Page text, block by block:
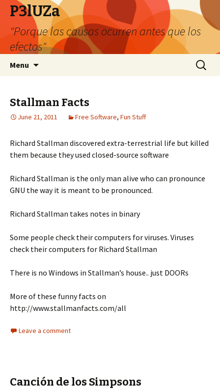
P3lUZa
"Porque las causas ocurren antes que los
efectos"
Menu
Search
for:
Stallman Facts
June 21, 2011 Free Software, Fun Stuff
Richard Stallman discovered extra-terrestrial life but killed
them because they used closed-source software
Richard Stallman is the only man alive who can pronounce
GNU the way it is meant to be pronounced.
Richard Stallman takes notes in binary
Some people check their computers for viruses. Viruses
check their computers for Richard Stallman
There is no Windows in Stallman’s house.. just DOORs
More of these funny facts on
http://www.stallmanfacts.com/all
Leave a comment
Canción de los Simpsons